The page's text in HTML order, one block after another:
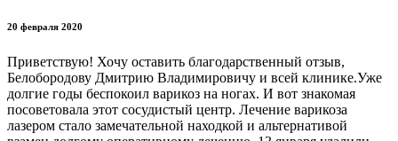
20 февраля 2020
Приветствую! Хочу оставить благодарственный отзыв,
Белобородову Дмитрию Владимировичу и всей клинике.Уже
долгие годы беспокоил варикоз на ногах. И вот знакомая
посоветовала этот сосудистый центр. Лечение варикоза
лазером стало замечательной находкой и альтернативой